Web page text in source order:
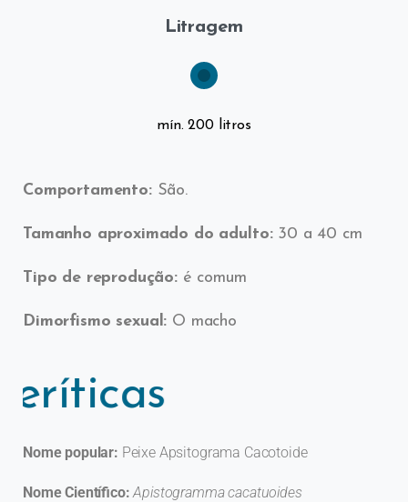
Litragem
mín. 200 litros
Comportamento: São.
Tamanho aproximado do adulto:30 a 40 cm
Tipo de reprodução:é comum
Dimorfismo sexual: O macho
Nome popular: Peixe Apsitograma Cacotoide
Nome Científico:Apistogramma cacatuoides